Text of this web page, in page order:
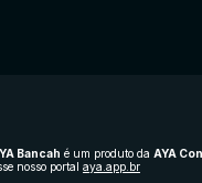
Bancah é um produto da AYA
nosso portal aya.app.br